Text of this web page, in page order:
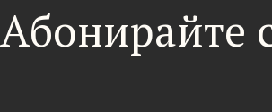
Абонирайте